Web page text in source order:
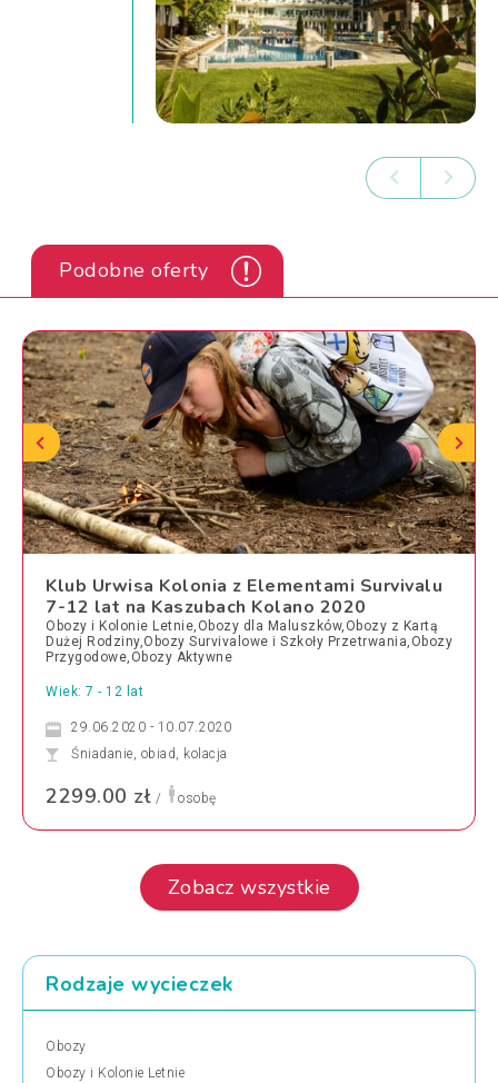
Podobne oferty
Klub Urwisa Kolonia z Elementami Survivalu
7-12 lat na Kaszubach Kolano 2020
Obozy i Kolonie Letnie,Obozy dla Maluszków,Obozy z Kartą
Dużej Rodziny,Obozy Survivalowe i Szkoły Przetrwania,Obozy
Przygodowe,Obozy Aktywne
Wiek: 7 - 12 lat
29.06.2020 - 10.07.2020
Śniadanie, obiad, kolacja
2299.00 zł / osobę
Zobacz wszystkie
Rodzaje wycieczek
Obozy
Obozy i Kolonie Letnie